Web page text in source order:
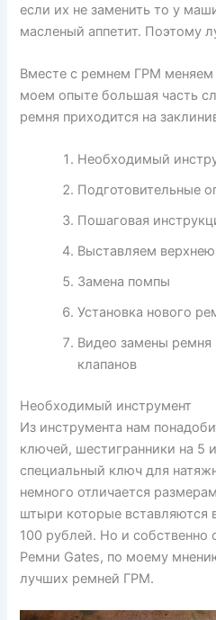
если их не заменить то у
масленый аппетит. Поэтому
Вместе с ремнем ГРМ меняем
моем опыте большая часть
ремня приходится на
Необходимый
Подготовительные
Пошаговая
Выставляем
Замена помпы
Установка нового
Видео замены
клапанов
Необходимый инструмент
Из инструмента нам
ключей, шестигранники на 5
специальный ключ для
немного отличается
штыри которые вставляются
100 рублей. Но и
Ремни Gates, по моему
лучших ремней ГРМ.